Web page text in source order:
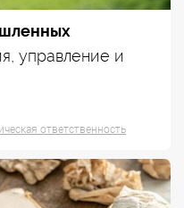
управление и
ответственность